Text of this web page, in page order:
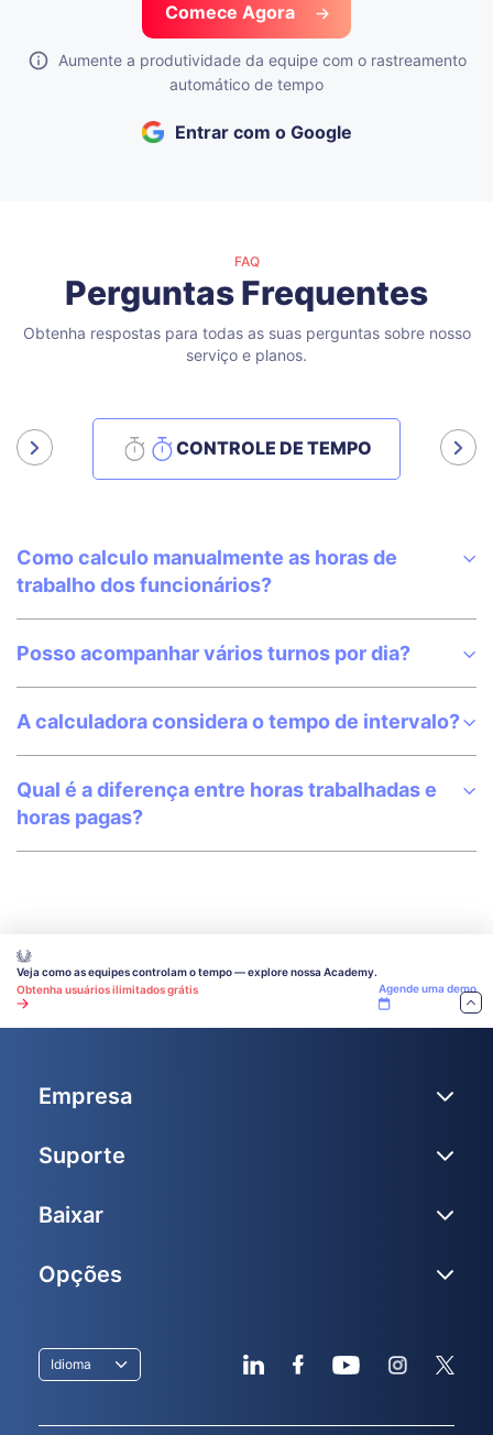
Comece Agora
Aumente a produtividade da equipe com o rastreamento
automático de tempo
Entrar com o Google
FAQ
Perguntas Frequentes
Obtenha respostas para todas as suas perguntas sobre nosso
serviço e planos.
CONTROLE DE TEMPO
Como calculo manualmente as horas de
trabalho dos funcionários?
Posso acompanhar vários turnos por dia?
A calculadora considera o tempo de intervalo?
Qual é a diferença entre horas trabalhadas e
horas pagas?
Veja como as equipes controlam o tempo — explore nossa Academy.
Obtenha usuários ilimitados grátis
Agende uma demo
Idioma
Empresa
Suporte
Baixar
Opções